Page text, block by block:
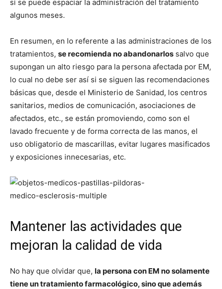
si se puede espaciar la administración del tratamiento
algunos meses.
En resumen, en lo referente a las administraciones de los
tratamientos, se recomienda no abandonarlos salvo que
supongan un alto riesgo para la persona afectada por EM,
lo cual no debe ser así si se siguen las recomendaciones
básicas que, desde el Ministerio de Sanidad, los centros
sanitarios, medios de comunicación, asociaciones de
afectados, etc., se están promoviendo, como son el
lavado frecuente y de forma correcta de las manos, el
uso obligatorio de mascarillas, evitar lugares masificados
y exposiciones innecesarias, etc.
Mantener las actividades que
mejoran la calidad de vida
No hay que olvidar que, la persona con EM no solamente
tiene un tratamiento farmacológico, sino que además